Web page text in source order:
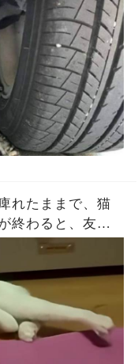
が聞いてしまっ
れたままで、猫
終わると、友達
す。六年前、猫
日、ヒーターが
なります。その